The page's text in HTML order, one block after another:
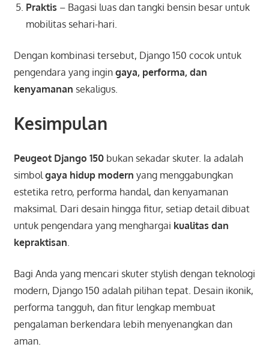
Praktis – Bagasi luas dan tangki bensin besar untuk
mobilitas sehari-hari.
Dengan kombinasi tersebut, Django 150 cocok untuk
pengendara yang ingin gaya, performa, dan
kenyamanan sekaligus.
Kesimpulan
Peugeot Django 150bukan sekadar skuter. Ia adalah
simbol gaya hidup modern yang menggabungkan
estetika retro, performa handal, dan kenyamanan
maksimal. Dari desain hingga fitur, setiap detail dibuat
untuk pengendara yang menghargai kualitas dan
kepraktisan
Bagi Anda yang mencari skuter stylish dengan teknologi
modern, Django 150 adalah pilihan tepat. Desain ikonik,
performa tangguh, dan fitur lengkap membuat
pengalaman berkendara lebih menyenangkan dan
aman.